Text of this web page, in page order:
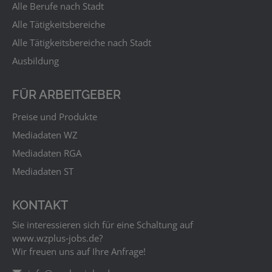
Alle Berufe nach Stadt
Alle Tätigkeitsbereiche
Alle Tätigkeitsbereiche nach Stadt
Ausbildung
FÜR ARBEITGEBER
Preise und Produkte
Mediadaten WZ
Mediadaten RGA
Mediadaten ST
KONTAKT
Sie interessieren sich für eine Schaltung auf
www.wzplus‑jobs.de?
Wir freuen uns auf Ihre Anfrage!